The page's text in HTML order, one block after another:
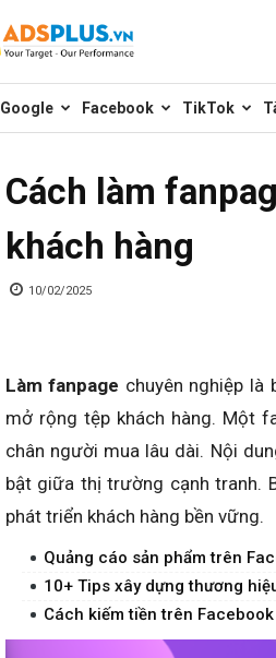
sẻ
marketing
Google Facebook TikTok
Cách làm
khách hàng
10/02/2025
Làm fanpage chuyên nghiệp là
mở rộng tệp khách hàng. Một
chân người mua lâu dài. Nội
bật giữa thị trường cạnh tranh.
phát triển khách hàng bền vững.
Quảng cáo sản phẩm trên
10+ Tips xây dựng thương
Cách kiếm tiền trên